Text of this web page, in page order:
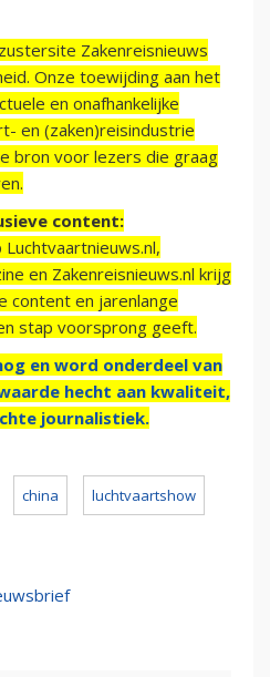
Zakenreisnieuws
Onze toewijding aan het
en onafhankelijke
en (zaken)reisindustrie
bron voor lezers die graag
content:
en Zakenreisnieuws.nl krijg
content en jarenlange
stap voorsprong geeft.
en word onderdeel van
hecht aan kwaliteit,
journalistiek.
china luchtvaartshow